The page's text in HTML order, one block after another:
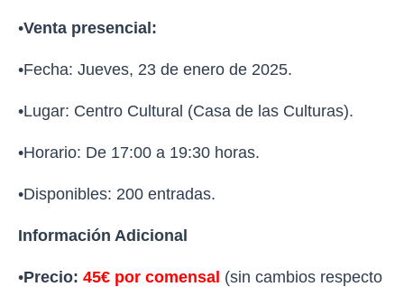
•Venta presencial:
•Fecha: Jueves, 23 de enero de 2025.
•Lugar: Centro Cultural (Casa de las Culturas).
•Horario: De 17:00 a 19:30 horas.
•Disponibles: 200 entradas.
Información Adicional
•Precio: 45€ por comensal (sin cambios respecto